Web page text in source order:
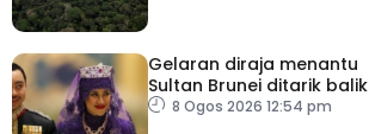
Gelaran diraja menantu
Sultan Brunei ditarik balik
8 Ogos 2026 12:54 pm